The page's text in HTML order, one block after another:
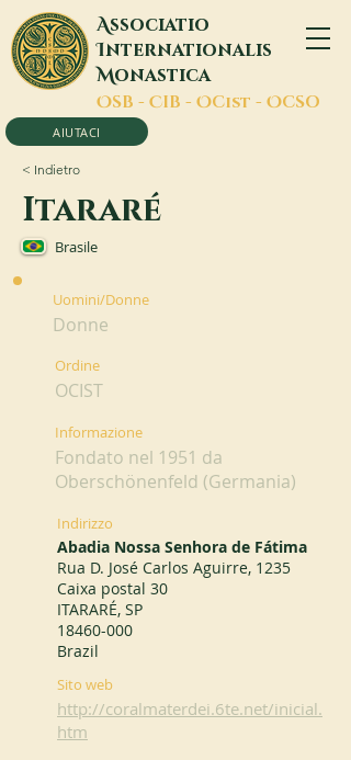
Associatio
Internationalis
Monastica
OSB - CIB - OCist - OCSO
AIUTACI
< Indietro
Itararé
Brasile
Uomini/Donne
Donne
Ordine
OCIST
Informazione
Fondato nel 1951 da
Oberschönenfeld (Germania)
Indirizzo
Abadia Nossa Senhora de Fátima
Rua D. José Carlos Aguirre, 1235
Caixa postal 30
ITARARÉ, SP
18460-000
Brazil
Sito web
http://coralmaterdei.6te.net/inicial.
htm